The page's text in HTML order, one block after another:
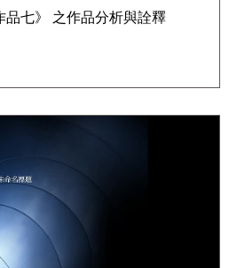
七》 之作品分析與詮釋